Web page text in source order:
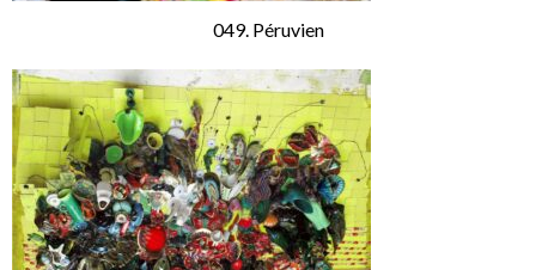
049. Péruvien